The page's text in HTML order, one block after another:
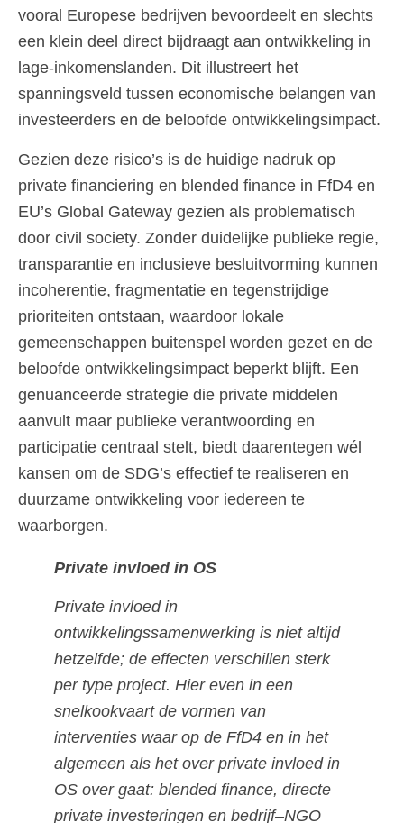
vooral Europese bedrijven bevoordeelt en slechts
een klein deel direct bijdraagt aan ontwikkeling in
lage-inkomenslanden. Dit illustreert het
spanningsveld tussen economische belangen van
investeerders en de beloofde ontwikkelingsimpact.
Gezien deze risico’s is de huidige nadruk op
private financiering en blended finance in FfD4 en
EU’s Global Gateway gezien als problematisch
door civil society. Zonder duidelijke publieke regie,
transparantie en inclusieve besluitvorming kunnen
incoherentie, fragmentatie en tegenstrijdige
prioriteiten ontstaan, waardoor lokale
gemeenschappen buitenspel worden gezet en de
beloofde ontwikkelingsimpact beperkt blijft. Een
genuanceerde strategie die private middelen
aanvult maar publieke verantwoording en
participatie centraal stelt, biedt daarentegen wél
kansen om de SDG’s effectief te realiseren en
duurzame ontwikkeling voor iedereen te
waarborgen.
Private invloed in OS
Private invloed in
ontwikkelingssamenwerking is niet altijd
hetzelfde; de effecten verschillen sterk
per type project. Hier even in een
snelkookvaart de vormen van
interventies waar op de FfD4 en in het
algemeen als het over private invloed in
OS over gaat: blended finance, directe
private investeringen en bedrijf–NGO